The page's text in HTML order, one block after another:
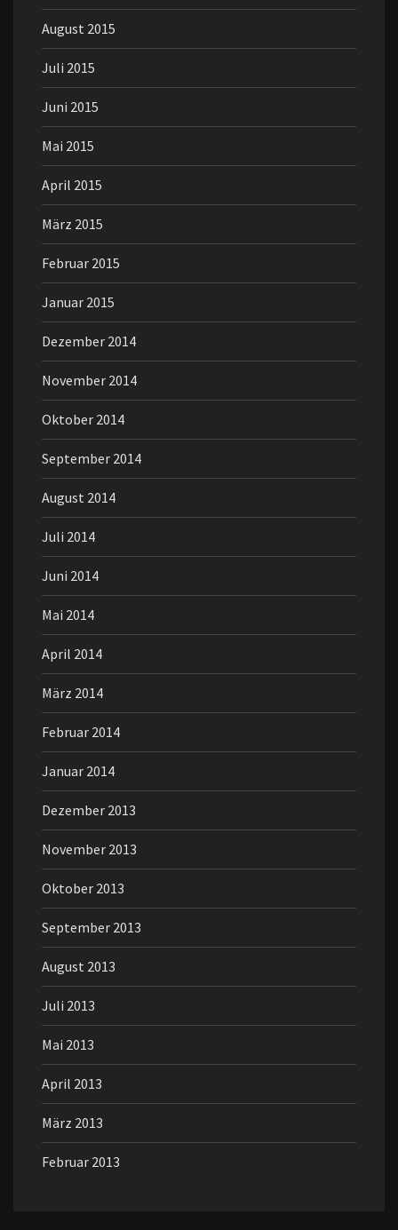
August 2015
Juli 2015
Juni 2015
Mai 2015
April 2015
März 2015
Februar 2015
Januar 2015
Dezember 2014
November 2014
Oktober 2014
September 2014
August 2014
Juli 2014
Juni 2014
Mai 2014
April 2014
März 2014
Februar 2014
Januar 2014
Dezember 2013
November 2013
Oktober 2013
September 2013
August 2013
Juli 2013
Mai 2013
April 2013
März 2013
Februar 2013